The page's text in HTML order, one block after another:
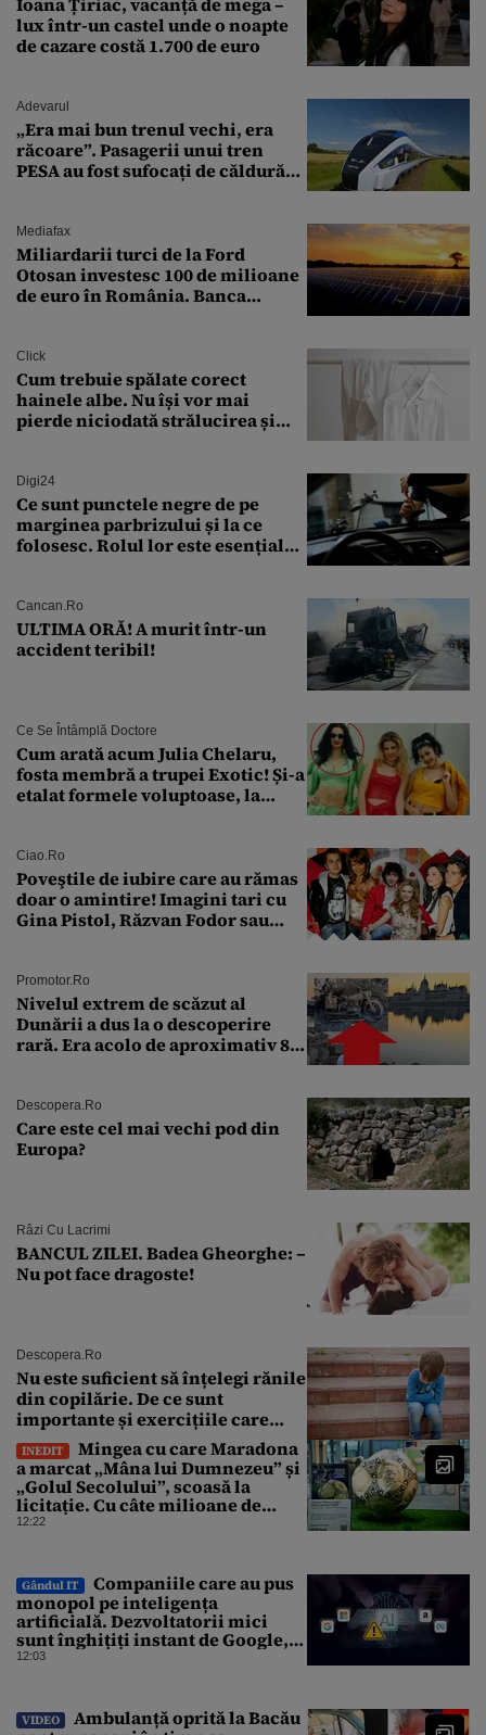
lux într-un castel unde o noapte
de cazare costă 1.700 de euro
Adevarul
„Era mai bun trenul vechi, era
răcoare”. Pasagerii unui tren
PESA au fost sufocați de căldură
Mediafax
Miliardarii turci de la Ford
Otosan investesc 100 de milioane
de euro în România. Banca
Click
Cum trebuie spălate corect
hainele albe. Nu își vor mai
pierde niciodată strălucirea și
Digi24
Ce sunt punctele negre de pe
marginea parbrizului și la ce
folosesc. Rolul lor este esențial
Cancan.ro
ULTIMA ORĂ! A murit într-un
accident teribil!
Ce Se Întâmplă Doctore
Cum arată acum Julia Chelaru,
fosta membră a trupei Exotic! Și-a
etalat formele voluptoase, la
Ciao.ro
Poveştile de iubire care au rămas
doar o amintire! Imagini tari cu
Gina Pistol, Răzvan Fodor sau
Promotor.ro
Nivelul extrem de scăzut al
Dunării a dus la o descoperire
rară. Era acolo de aproximativ 80
Descopera.ro
Care este cel mai vechi pod din
Europa?
Râzi Cu Lacrimi
BANCUL ZILEI. Badea Gheorghe: –
Nu pot face dragoste!
Descopera.ro
Nu este suficient să înțelegi rănile
din copilărie. De ce sunt
importante și exercițiile care
calmează sistemul nervos
INEDIT
Mingea cu care Maradona
a marcat „Mâna lui Dumnezeu” și
„Golul Secolului”, scoasă la
licitație. Cu câte milioane de
dolari ar putea fi vândută
12:22
Gândul IT
Companiile care au pus
monopol pe inteligența
artificială. Dezvoltatorii mici
sunt înghițiți instant de Google,
Amazon sau Microsoft
12:03
VIDEO
Ambulanță oprită la Bacău